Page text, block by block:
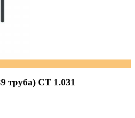
труба) СТ 1.031